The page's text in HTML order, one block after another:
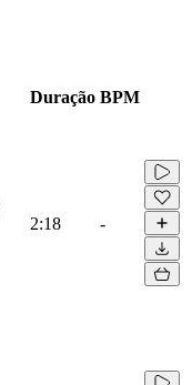
Duração BPM
2:18 -